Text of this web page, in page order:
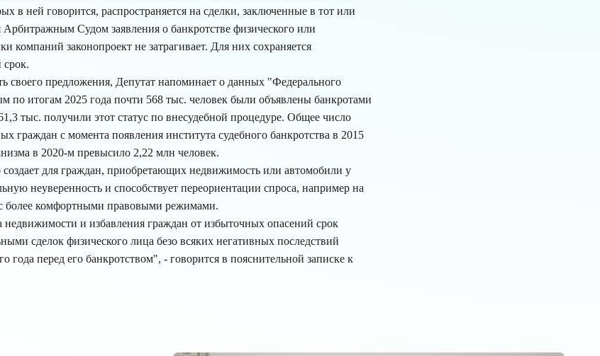
в ней говорится, распространяется на сделки, заключенные в тот или
Судом заявления о банкротстве физического или
компаний законопроект не затрагивает. Для них сохраняется
срок.
своего предложения, Депутат напоминает о данных "Федерального
по итогам 2025 года почти 568 тыс. человек были объявлены банкротами
тыс. получили этот статус по внесудебной процедуре. Общее число
граждан с момента появления института судебного банкротства в 2015
в 2020-м превысило 2,22 млн человек.
для граждан, приобретающих недвижимость или автомобили у
неуверенность и способствует переориентации спроса, например на
более комфортными правовыми режимами.
и избавления граждан от избыточных опасений срок
сделок физического лица безо всяких негативных последствий
года перед его банкротством", - говорится в пояснительной записке к